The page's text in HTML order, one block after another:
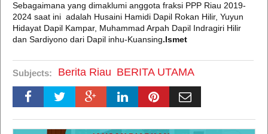
Sebagaimana yang dimaklumi anggota fraksi PPP Riau 2019-
2024 saat ini adalah Husaini Hamidi Dapil Rokan Hilir, Yuyun
Hidayat Dapil Kampar, Muhammad Arpah Dapil Indragiri Hilir
dan Sardiyono dari Dapil inhu-Kuansing.Ismet
Subjects: Berita Riau BERITA UTAMA